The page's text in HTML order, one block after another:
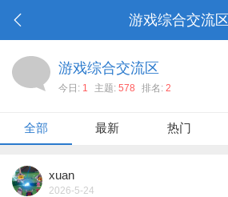
游戏综合交流区
游戏综合交流区
今日: 1 主题: 578 排名: 2
全部 最新 热门
xuan
2026-5-24